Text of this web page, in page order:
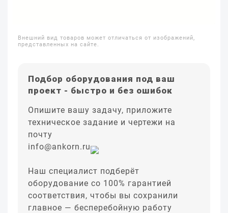
Внешний вид товаров может отличаться от изображений,
представленных на сайте.
Подбор оборудования под ваш
проект - быстро и без ошибок
Опишите вашу задачу, приложите
техническое задание и чертежи на
почту
info@ankorn.ru
Наш специалист подберёт
оборудование со 100% гарантией
соответствия, чтобы вы сохранили
главное — бесперебойную работу